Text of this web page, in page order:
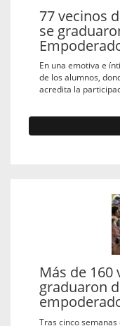
77 vecinos
se
En una emotiva e
de los alumnos,
acredita la
Más de 160
graduaron
Tras cinco